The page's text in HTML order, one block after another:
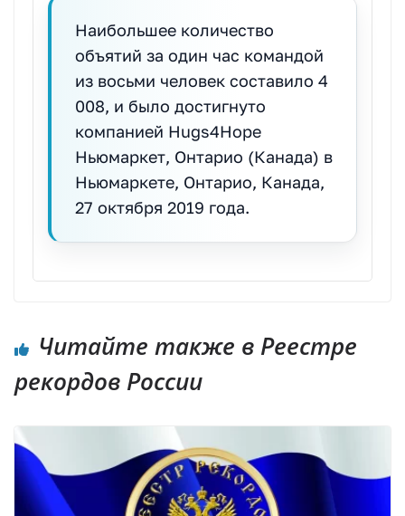
Наибольшее количество
объятий за один час командой
из восьми человек составило 4
008, и было достигнуто
компанией Hugs4Hope
Ньюмаркет, Онтарио (Канада) в
Ньюмаркете, Онтарио, Канада,
27 октября 2019 года.
Читайте также в Реестре
рекордов России